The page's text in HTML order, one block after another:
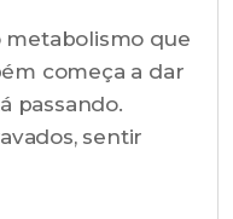
metabolismo que
começa a dar
passando.
sentir